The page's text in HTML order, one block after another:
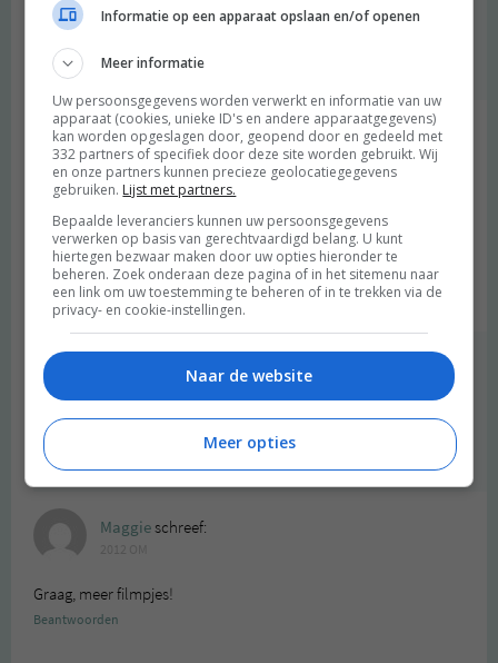
ons artikel “Tweedehands liefde in huis ” ook wel leuk vinden
Beantwoorden
Marin schreef:
2012 OM
Leuk in Leeuwarden! (daar ben ik opgegroeid)
Ik eet nu sinds oktober veganistisch en het bevalt me erg goed!
Vind het heel leuk dat jullie er een blog over hebben! FAN :)
Beantwoorden
degroenemeisjes schreef:
Leuk om te horen Marin! Welkom :)
Maggieschreef:
Graag, meer filmpjes!
Beantwoorden
Informatie op een apparaat opslaan en/of openen
Meer informatie
Uw persoonsgegevens worden verwerkt en informatie van uw
apparaat (cookies, unieke ID's en andere apparaatgegevens)
kan worden opgeslagen door, geopend door en gedeeld met
332 partners of specifiek door deze site worden gebruikt. Wij
en onze partners kunnen precieze geolocatiegegevens
gebruiken. Lijst met partners.
Bepaalde leveranciers kunnen uw persoonsgegevens
verwerken op basis van gerechtvaardigd belang. U kunt
hiertegen bezwaar maken door uw opties hieronder te
beheren. Zoek onderaan deze pagina of in het sitemenu naar
een link om uw toestemming te beheren of in te trekken via de
privacy- en cookie-instellingen.
Naar de website
Meer opties